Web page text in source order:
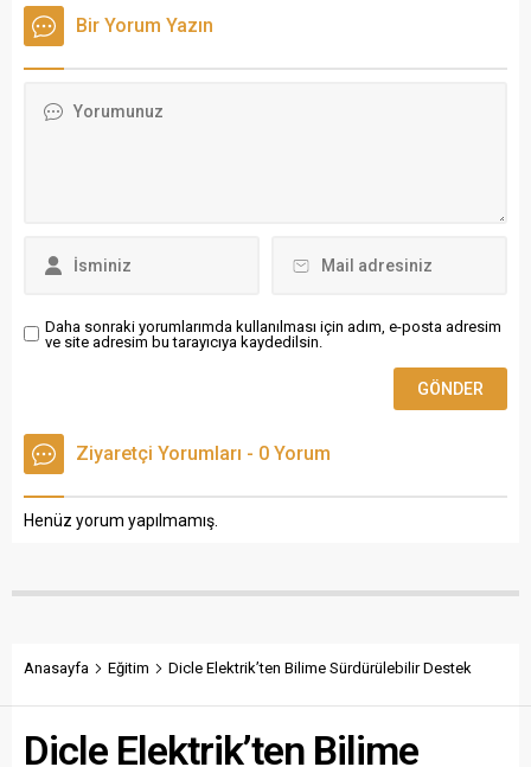
tarafından düzenlenen
Türkiye–Polonya Ticaret
insanları ve yatırımcılarla bir
Bir Yorum Yazın
Daha sonraki yorumlarımda kullanılması için adım, e-posta adresim
ve site adresim bu tarayıcıya kaydedilsin.
Ziyaretçi Yorumları - 0 Yorum
Henüz yorum yapılmamış.
Anasayfa Eğitim Dicle Elektrik’ten Bilime Sürdürülebilir Destek
Dicle Elektrik’ten Bilime